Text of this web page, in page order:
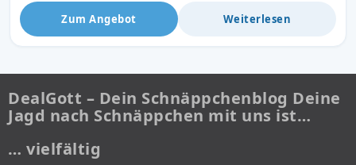
Zum Angebot Weiterlesen
DealGott – Dein Schnäppchenblog Deine
Jagd nach Schnäppchen mit uns ist…
… vielfältig